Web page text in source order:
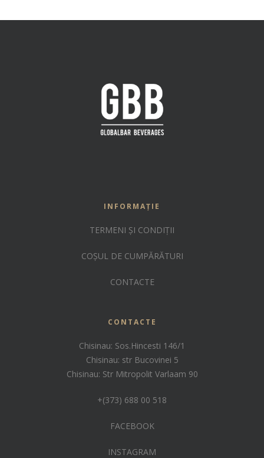
INFORMAȚIE
TERMENI ȘI CONDIȚII
COȘUL DE CUMPĂRĂTURI
CONTACTE
CONTACTE
Chisinau: Sos.Hincesti 146/1
Chisinau: str Bucovinei 5
Chisinau: Str Mitropolit Varlaam 90
+(373) 688 00 518
FACEBOOK
INSTAGRAM